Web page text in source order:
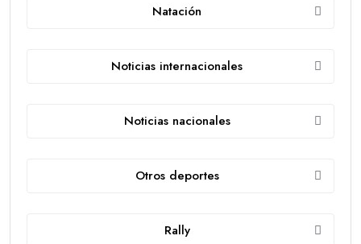
Natación
Noticias internacionales
Noticias nacionales
Otros deportes
Rally